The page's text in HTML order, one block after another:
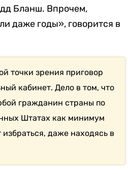
Бланш. Впрочем,
даже годы», говорится в
точки зрения приговор
кабинет. Дело в том, что
гражданин страны по
Штатах как минимум
даже находясь в